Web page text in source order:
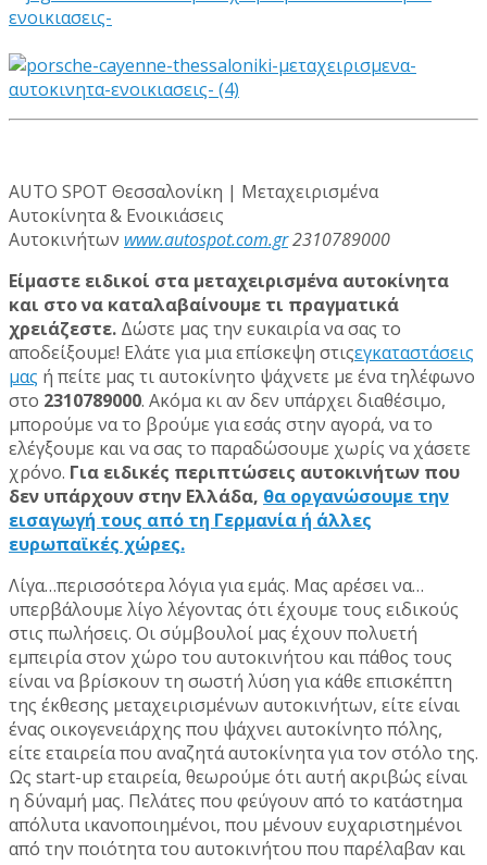
AUTO SPOT Θεσσαλονίκη | Μεταχειρισμένα
Αυτοκίνητα & Ενοικιάσεις
Αυτοκινήτων www.autospot.com.gr2310789000
Είμαστε ειδικοί στα μεταχειρισμένα αυτοκίνητα
και στο να καταλαβαίνουμε τι πραγματικά
χρειάζεστε. Δώστε μας την ευκαιρία να σας το
αποδείξουμε! Ελάτε γιαμια επίσκεψη στιςεγκαταστάσεις
μας ή πείτε μας τι αυτοκίνητο ψάχνετε με ένα τηλέφωνο
στο 2310789000. Ακόμα κι αν δεν υπάρχει διαθέσιμο,
μπορούμε να το βρούμε για εσάς στην αγορά, να το
ελέγξουμε και να σας το παραδώσουμε χωρίς να χάσετε
χρόνο. Για ειδικές περιπτώσεις αυτοκινήτων που
δεν υπάρχουν στην Ελλάδα, θα οργανώσουμε την
εισαγωγή τους από τη Γερμανία ή άλλες
ευρωπαϊκές χώρες.
Λίγα…περισσότερα λόγια για εμάς. Μας αρέσει να…
υπερβάλουμε λίγο λέγοντας ότι έχουμε τους ειδικούς
στις πωλήσεις. Οι σύμβουλοί μας έχουν πολυετή
εμπειρία στον χώρο του αυτοκινήτου και πάθος τους
είναι να βρίσκουν τη σωστή λύση για κάθε επισκέπτη
της έκθεσης μεταχειρισμένων αυτοκινήτων, είτε είναι
ένας οικογενειάρχης που ψάχνει αυτοκίνητο πόλης,
είτε εταιρεία που αναζητά αυτοκίνητα για τον στόλο της.
Ως start-up εταιρεία, θεωρούμε ότι αυτή ακριβώς είναι
η δύναμή μας. Πελάτες που φεύγουν από το κατάστημα
απόλυτα ικανοποιημένοι, που μένουν ευχαριστημένοι
από την ποιότητα του αυτοκινήτου που παρέλαβαν και